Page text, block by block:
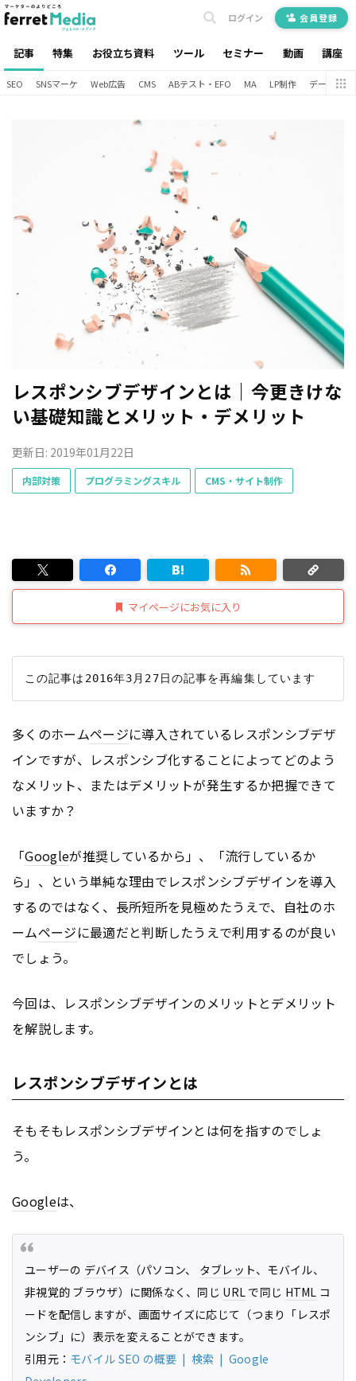
記事 特集 お役立ち資料 ツール セミナー 動画 講座
ログイン 会員登録
SEO SNSマーケ Web広告 CMS ABテスト・EFO MA LP制作 データ分析
レスポンシブデザインとは｜今更きけな
い基礎知識とメリット・デメリット
更新日: 2019年01月22日
内部対策 プログラミングスキル CMS・サイト制作
マイページにお気に入り
多くのホームページに導入されているレスポンシブデザ
インですが、レスポンシブ化することによってどのよう
なメリット、またはデメリットが発生するか把握できて
いますか？
「Googleが推奨しているから」、「流行しているか
ら」、という単純な理由でレスポンシブデザインを導入
するのではなく、長所短所を見極めたうえで、自社のホ
ームページに最適だと判断したうえで利用するのが良い
でしょう。
今回は、レスポンシブデザインのメリットとデメリット
を解説します。
レスポンシブデザインとは
そもそもレスポンシブデザインとは何を指すのでしょ
う。
Googleは、
ユーザーの デバイス （パソコン、 タブレット、モバイル、
非視覚的 ブラウザ）に関係なく、同じ URL で同じ HTML コ
ードを配信しますが、画面サイズに応じて（つまり「レスポ
ンシブ」に）表示を変えることができます。
引用元： モバイル SEO の概要 | 検索 | Google